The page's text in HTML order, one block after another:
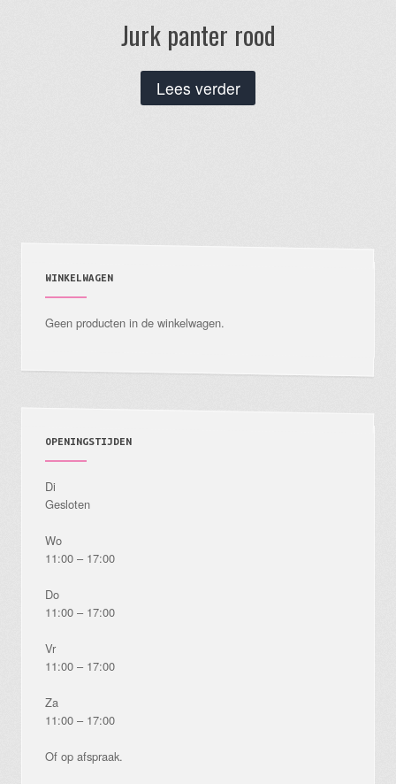
Jurk panter rood
Lees verder
WINKELWAGEN
Geen producten in de winkelwagen.
OPENINGSTIJDEN
Di
Gesloten
Wo
11:00 – 17:00
Do
11:00 – 17:00
Vr
11:00 – 17:00
Za
11:00 – 17:00
Of op afspraak.